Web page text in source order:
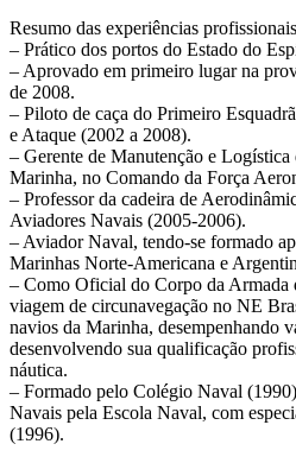
Resumo das experiências
– Prático dos portos do Estado do
– Aprovado em primeiro lugar na
de 2008.
– Piloto de caça do Primeiro
e Ataque (2002 a 2008).
– Gerente de Manutenção e Logística
Marinha, no Comando da Força
– Professor da cadeira de
Aviadores Navais (2005-2006).
– Aviador Naval, tendo-se formado
Marinhas Norte-Americana e
– Como Oficial do Corpo da Armada
viagem de circunavegação no NE
navios da Marinha, desempenhando
desenvolvendo sua qualificação
náutica.
– Formado pelo Colégio Naval
Navais pela Escola Naval, com
(1996).